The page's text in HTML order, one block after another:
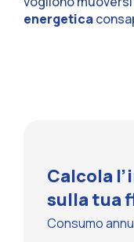
energetica
Calcola
sulla tua
Consumo